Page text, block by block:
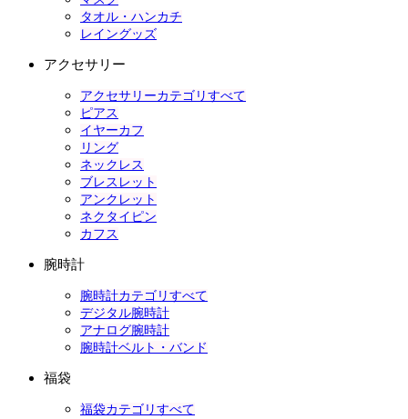
タオル・ハンカチ
レイングッズ
アクセサリー
アクセサリーカテゴリすべて
ピアス
イヤーカフ
リング
ネックレス
ブレスレット
アンクレット
ネクタイピン
カフス
腕時計
腕時計カテゴリすべて
デジタル腕時計
アナログ腕時計
腕時計ベルト・バンド
福袋
福袋カテゴリすべて